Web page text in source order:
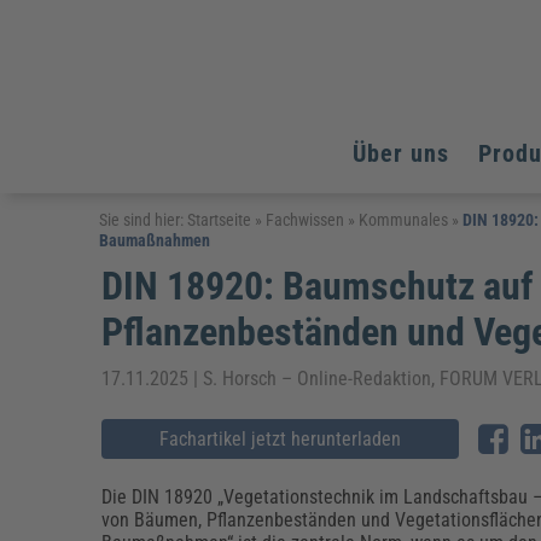
Über uns
Arbeitsschutz
Arbeitssicherheit & Gesundheitsschutz
Weiterbildungen (AKADEMIE HERKERT)
Arbeitsschutz & Brandschutz
Assistenz & Office-Management
Baurecht & Architektenrecht
Bau, Immobilien & Gebäudemanagement
Bildung und Erziehung
Fachpublikationen & Arbeitshilfen
Kinderschutz, Jugendhilfe & Inklusion
Datenschutz & IT-Recht
Datenschutz & IT-Sicherheit
Elektrosicherheit
Elektrosicherheit & Elektrotechnik
Energie und Umwelt
Fachpublikationen & Arbeitshilfen
Weiterbildungen (AKADEMIE HERKERT)
Arbeitsschutz
Bildung und Erziehung
Energie und Umwelt
Kommunales
Reisekosten und Finanzen
Arbeitsschutz
Bildung und Erziehung
Energie und Umwelt
Kommunales
Reisekosten und Finanzen
Sie sind hier: Startseite » Fachwissen » Kommunales » DIN
Baumaßnahmen
DIN 18920: Baumschutz
Pflanzenbeständen und
17.11.2025 | S. Horsch – Online-Redaktion, FORUM
Fachartikel jetzt herunterladen
Die DIN 18920 „Vegetationstechnik im Landschaftsbau
von Bäumen, Pflanzenbeständen und